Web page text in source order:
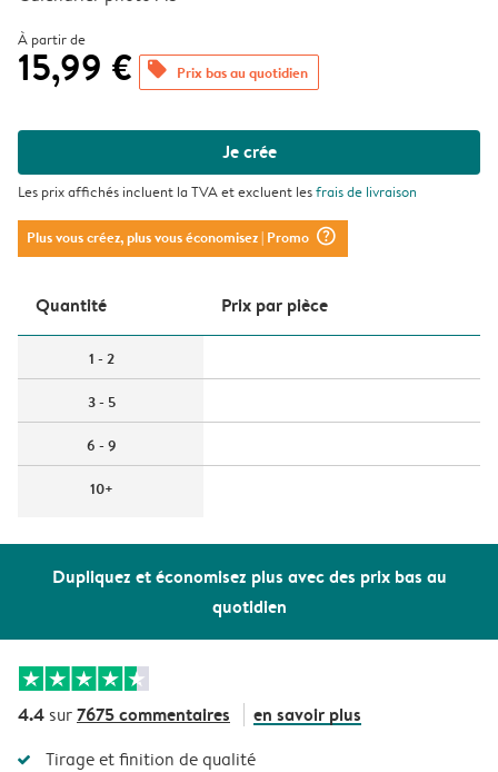
Dupliquez et économisez plus avec des prix bas au
quotidien
À partir de
15,99 € offers Prix bas au quotidien
Je crée
Les prix affichés incluent la TVA et excluent lesfrais de livraison
Plus vous créez, plus vous économisez| Promo question_mark_circle
Quantité Prix ​​par pièce
1 - 2
3 - 5
6 - 9
10+
4.4 sur7675 commentaires en savoir plus
Tirage et finition de qualité